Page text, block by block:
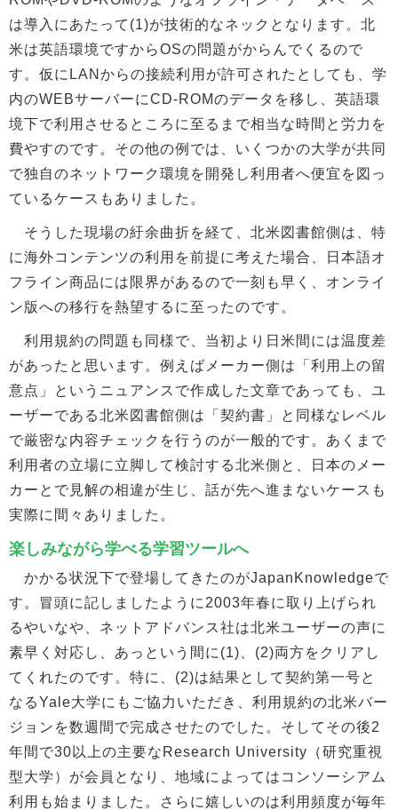
は導入にあたって(1)が技術的なネックとなります。北
米は英語環境ですからOSの問題がからんでくるので
す。仮にLANからの接続利用が許可されたとしても、学
内のWEBサーバーにCD-ROMのデータを移し、英語環
境下で利用させるところに至るまで相当な時間と労力を
費やすのです。その他の例では、いくつかの大学が共同
で独自のネットワーク環境を開発し利用者へ便宜を図っ
ているケースもありました。
そうした現場の紆余曲折を経て、北米図書館側は、特
に海外コンテンツの利用を前提に考えた場合、日本語オ
フライン商品には限界があるので一刻も早く、オンライ
ン版への移行を熱望するに至ったのです。
利用規約の問題も同様で、当初より日米間には温度差
があったと思います。例えばメーカー側は「利用上の留
意点」というニュアンスで作成した文章であっても、ユ
ーザーである北米図書館側は「契約書」と同様なレベル
で厳密な内容チェックを行うのが一般的です。あくまで
利用者の立場に立脚して検討する北米側と、日本のメー
カーとで見解の相違が生じ、話が先へ進まないケースも
実際に間々ありました。
楽しみながら学べる学習ツールへ
かかる状況下で登場してきたのがJapanKnowledgeで
す。冒頭に記しましたように2003年春に取り上げられ
るやいなや、ネットアドバンス社は北米ユーザーの声に
素早く対応し、あっという間に(1)、(2)両方をクリアし
てくれたのです。特に、(2)は結果として契約第一号と
なるYale大学にもご協力いただき、利用規約の北米バー
ジョンを数週間で完成させたのでした。そしてその後2
年間で30以上の主要なResearch University（研究重視
型大学）が会員となり、地域によってはコンソーシアム
利用も始まりました。さらに嬉しいのは利用頻度が毎年